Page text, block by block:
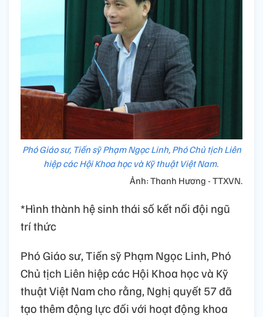
Phó Giáo sư, Tiến sỹ Phạm Ngọc Linh, Phó Chủ tịch Liên
hiệp các Hội Khoa học và Kỹ thuật Việt Nam.
Ảnh: Thanh Hương - TTXVN.
*Hình thành hệ sinh thái số kết nối đội ngũ
trí thức
Phó Giáo sư, Tiến sỹ Phạm Ngọc Linh, Phó
Chủ tịch Liên hiệp các Hội Khoa học và Kỹ
thuật Việt Nam cho rằng, Nghị quyết 57 đã
tạo thêm động lực đối với hoạt động khoa